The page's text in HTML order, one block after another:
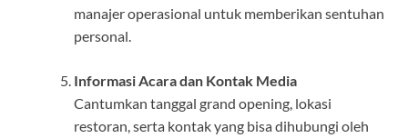
manajer operasional untuk memberikan sentuhan
personal.
Informasi Acara dan Kontak Media
Cantumkan tanggal grand opening, lokasi
restoran, serta kontak yang bisa dihubungi oleh